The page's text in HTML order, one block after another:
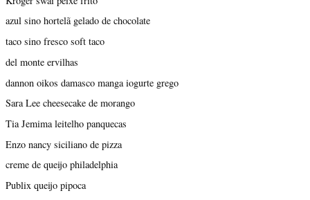
azul sino hortelã gelado de chocolate
taco sino fresco soft taco
del monte ervilhas
dannon oikos damasco manga iogurte grego
Sara Lee cheesecake de morango
Tia Jemima leitelho panquecas
Enzo nancy siciliano de pizza
creme de queijo philadelphia
Publix queijo pipoca